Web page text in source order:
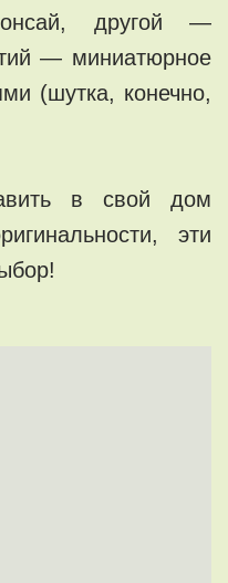
другой —
— миниатюрное
(шутка, конечно,
в свой дом
эти